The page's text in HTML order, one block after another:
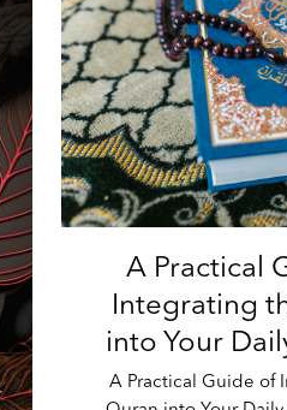
A Practical
Integrating
into Your
A Practical Guide of